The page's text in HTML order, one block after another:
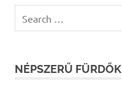
for:
NÉPSZERŰ FÜRDŐK